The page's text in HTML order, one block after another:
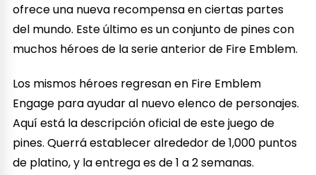
ofrece una nueva recompensa en ciertas partes
del mundo. Este último es un conjunto de pines con
muchos héroes de la serie anterior de Fire Emblem.
Los mismos héroes regresan en Fire Emblem
Engage para ayudar al nuevo elenco de personajes.
Aquí está la descripción oficial de este juego de
pines. Querrá establecer alrededor de 1,000 puntos
de platino, y la entrega es de 1 a 2 semanas.